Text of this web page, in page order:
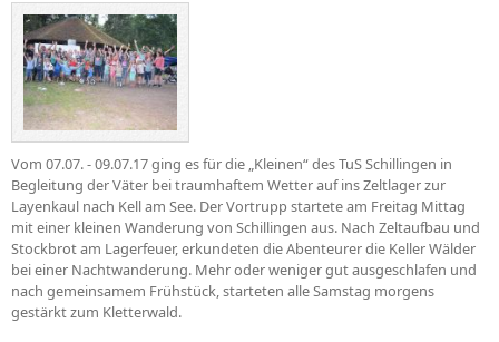
Vom 07.07. - 09.07.17 ging es für die „Kleinen“ des TuS Schillingen in
Begleitung der Väter bei traumhaftem Wetter auf ins Zeltlager zur
Layenkaul nach Kell am See. Der Vortrupp startete am Freitag Mittag
mit einer kleinen Wanderung von Schillingen aus. Nach Zeltaufbau und
Stockbrot am Lagerfeuer, erkundeten die Abenteurer die Keller Wälder
bei einer Nachtwanderung. Mehr oder weniger gut ausgeschlafen und
nach gemeinsamem Frühstück, starteten alle Samstag morgens
gestärkt zum Kletterwald.